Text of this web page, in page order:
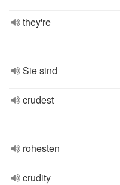
they're
Sie sind
crudest
rohesten
crudity